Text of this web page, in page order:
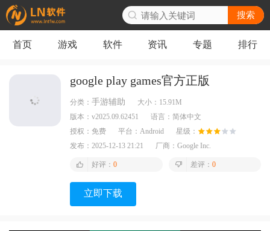
搜索
首页 游戏 软件 资讯 专题 排行
google play games官方正版
分类： 手游辅助 大小： 15.91M
版本： v2025.09.62451 语言： 简体中文
授权： 免费 平台： Android
星级：
发布： 2025-12-13 21:21 厂商： Google Inc.
好评： 0 差评： 0
立即下载